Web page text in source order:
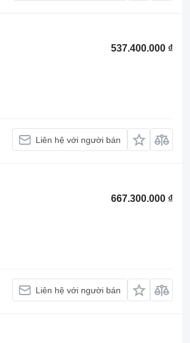
537.400.000 ₫
Liên hệ với người bán
667.300.000 ₫
Liên hệ với người bán